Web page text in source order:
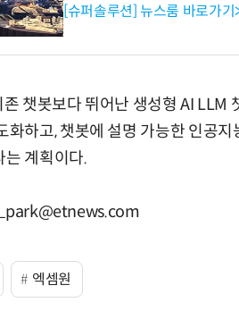
[슈퍼솔루션] 뉴스룸 바로가기
챗봇보다 뛰어난 생성형 AI LLM
화하고, 챗봇에 설명 가능한 인공
는 계획이다.
엑셈원